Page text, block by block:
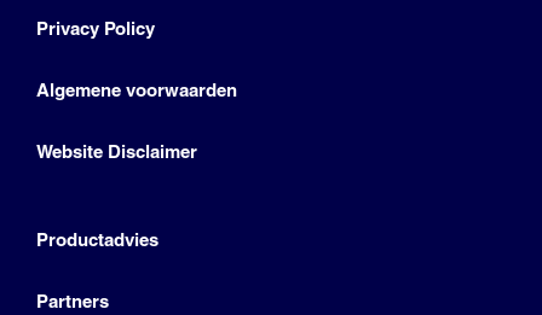
Privacy Policy
Algemene voorwaarden
Website Disclaimer
Productadvies
Partners